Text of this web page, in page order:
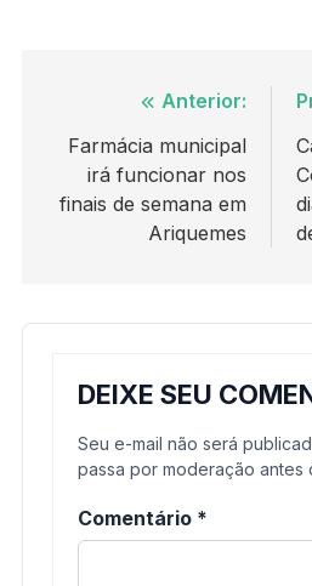
Navegação
de
Post
Anterior:
Farmácia municipal
irá funcionar nos
finais de semana em
Ariquemes
DEIXE SEU
Seu e-mail não será
passa por moderação antes
Comentário *